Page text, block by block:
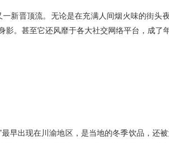
一新晋顶流。无论是在充满人间烟火味的街头
。甚至它还风靡于各大社交网络平台，成了
早出现在川渝地区，是当地的冬季饮品，还